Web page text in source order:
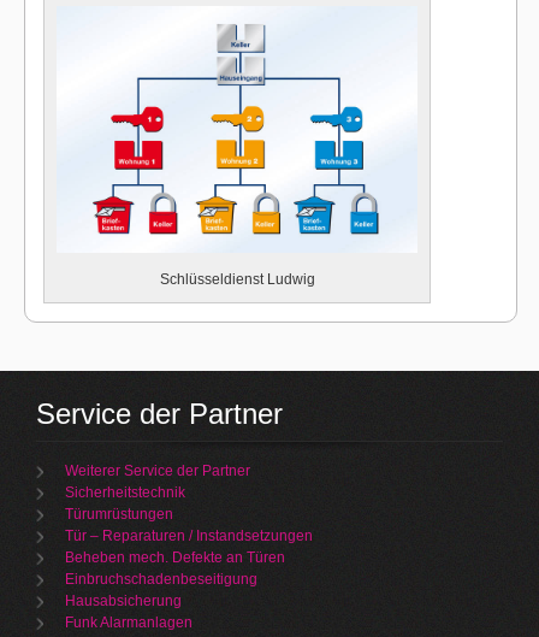
Schlüsseldienst Ludwig
Service der Partner
Weiterer Service der Partner
Sicherheitstechnik
Türumrüstungen
Tür – Reparaturen / Instandsetzungen
Beheben mech. Defekte an Türen
Einbruchschadenbeseitigung
Hausabsicherung
Funk Alarmanlagen